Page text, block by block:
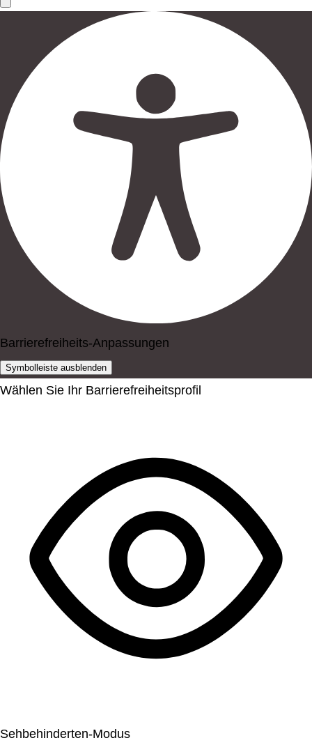
Barrierefreiheits-Anpassungen
Symbolleiste ausblenden
Wählen Sie Ihr Barrierefreiheitsprofil
Sehbehinderten-Modus